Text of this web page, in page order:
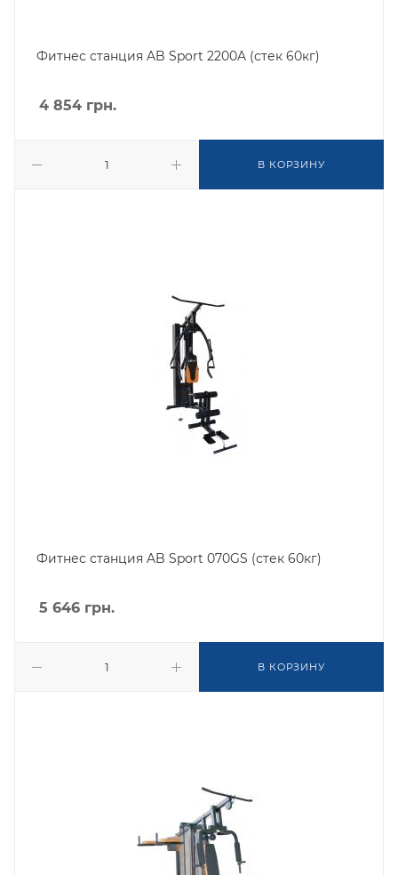
Фитнес станция AB Sport 2200A (стек 60кг)
4 854 грн.
В КОРЗИНУ
Фитнес станция AB Sport 070GS (стек 60кг)
5 646 грн.
В КОРЗИНУ